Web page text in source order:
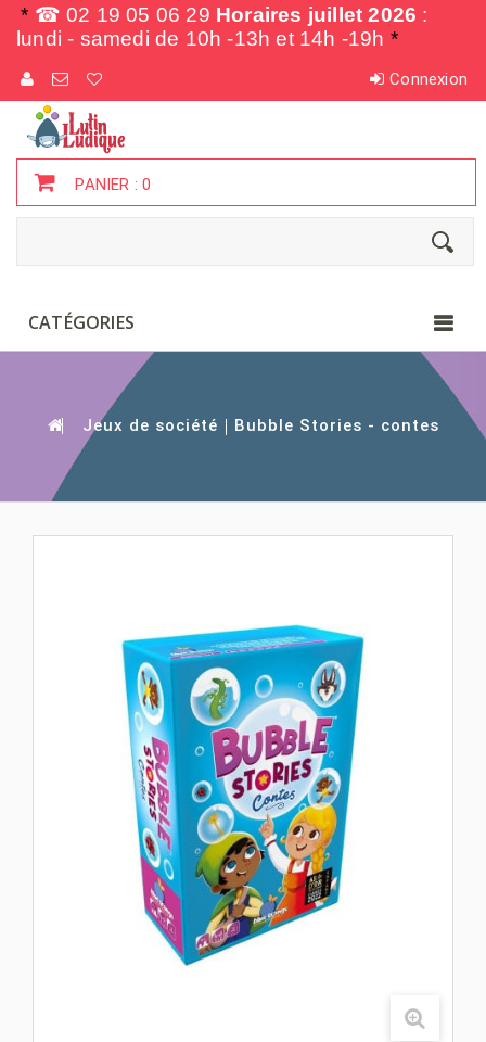
* ☎ 02 19 05 06 29 Horaires juillet 2026 :
lundi - samedi de 10h -13h et 14h -19h *
Connexion
PANIER :0
CATÉGORIES
Jeux de société Bubble Stories - contes